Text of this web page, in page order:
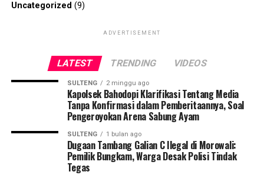
Uncategorized (9)
ADVERTISEMENT
LATEST TRENDING VIDEOS
SULTENG 2 minggu ago
Kapolsek Bahodopi Klarifikasi Tentang Media
Tanpa Konfirmasi dalam Pemberitaannya, Soal
Pengeroyokan Arena Sabung Ayam
SULTENG 1 bulan ago
Dugaan Tambang Galian C Ilegal di Morowali:
Pemilik Bungkam, Warga Desak Polisi Tindak
Tegas